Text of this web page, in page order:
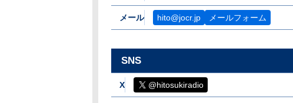
メール hito@jocr.jp メールフォーム
SNS
X @hitosukiradio